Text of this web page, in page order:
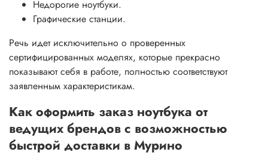
Недорогие ноутбуки.
Графические станции.
Речь идет исключительно о проверенных
сертифицированных моделях, которые прекрасно
показывают себя в работе, полностью соответствуют
заявленным характеристикам.
Как оформить заказ ноутбука от
ведущих брендов с возможностью
быстрой доставки в Мурино